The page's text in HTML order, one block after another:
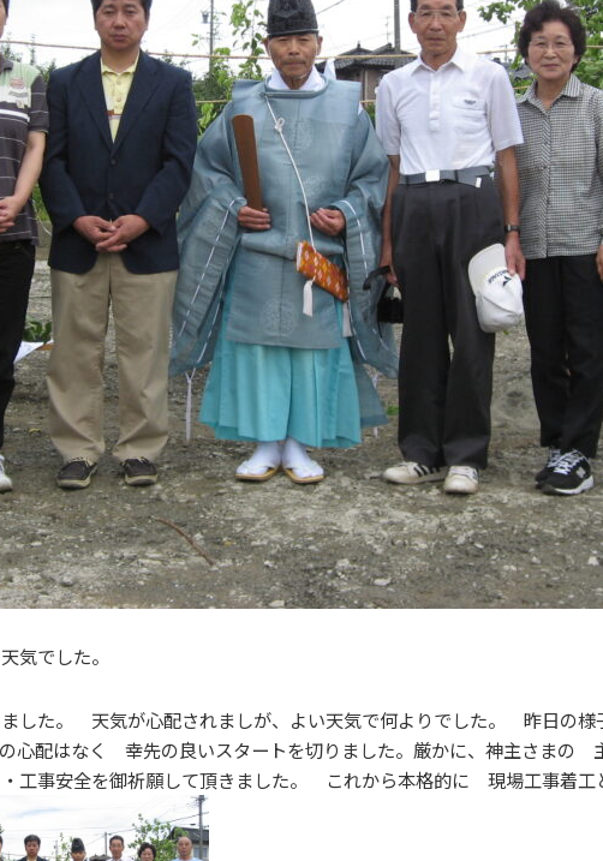
気でした。
した。 天気が心配されましが、よい天気で何よりでした。 昨日の
心配はなく 幸先の良いスタートを切りました。厳かに、神主さまの
工事安全を御祈願して頂きました。 これから本格的に 現場工事着